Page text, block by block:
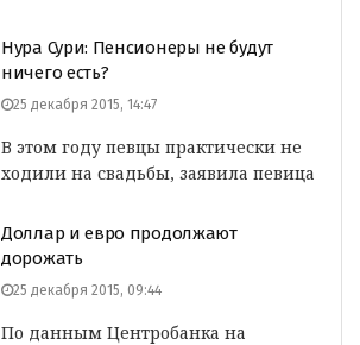
Нура Сури: Пенсионеры не будут
ничего есть?
25 декабря 2015, 14:47
В этом году певцы практически не
ходили на свадьбы, заявила певица
Доллар и евро продолжают
дорожать
25 декабря 2015, 09:44
По данным Центробанка на